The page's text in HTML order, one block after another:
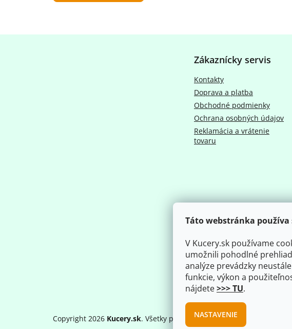
Táto webstránka používa
V Kucery.sk používame
umožnili pohodlné
analýze prevádzky
funkcie, výkon a
nájdete>>> TU.
NASTAVENIE
Zákaznícky servis
Kontakty
Doprava a platba
Obchodné podmienky
Ochrana osobných údajov
Reklamácia a vrátenie
tovaru
Copyright 2026 Kucery.sk. Všetky práva vyhradené.Upraviť